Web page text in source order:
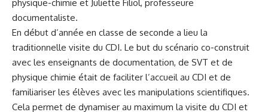
physique-chimie et Juliette Filiol, professeure
documentaliste.
En début d’année en classe de seconde a lieu la
traditionnelle visite du CDI. Le but du scénario co-construit
avec les enseignants de documentation, de SVT et de
physique chimie était de faciliter l’accueil au CDI et de
familiariser les élèves avec les manipulations scientifiques.
Cela permet de dynamiser au maximum la visite du CDI et